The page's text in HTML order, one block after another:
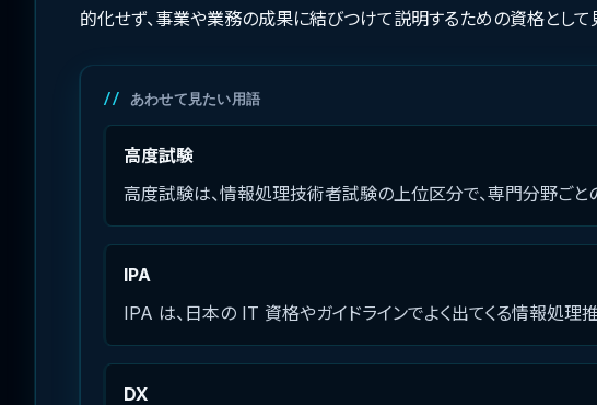
的化せず、事業や業務の成果に結びつけて説明するための資格として
あわせて見たい用語
高度試験
高度試験は、情報処理技術者試験の上位区分で、専門分野ごと
IPA
IPA は、日本の IT 資格やガイドラインでよく出てくる情報処理
DX